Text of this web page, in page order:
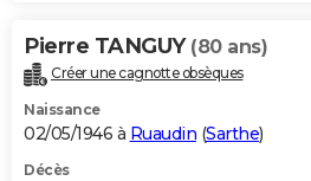
Pierre TANGUY (80 ans)
Créer une cagnotte obsèques
Naissance
02/05/1946 à Ruaudin (Sarthe)
Décès